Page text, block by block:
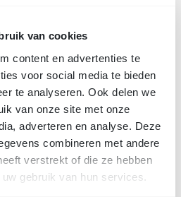
van cookies
content en advertenties te
voor social media te bieden
te analyseren. Ook delen we
van onze site met onze
adverteren en analyse. Deze
combineren met andere
verstrekt of die ze hebben
gebruik van hun services.